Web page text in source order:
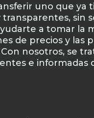
uno que ya
sin
a tomar la
de precios y las
nosotros, se
e informadas